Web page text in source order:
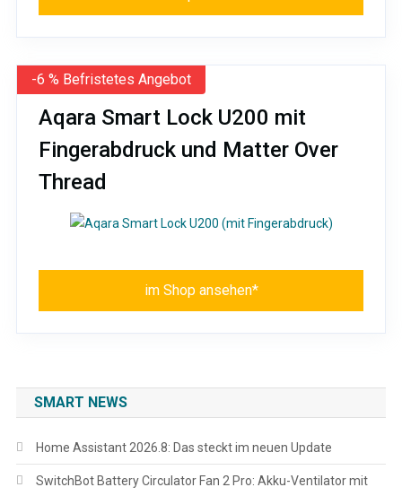
-6 % Befristetes Angebot
Aqara Smart Lock U200 mit
Fingerabdruck und Matter Over
Thread
im Shop ansehen*
SMART NEWS
Home Assistant 2026.8: Das steckt im neuen Update
SwitchBot Battery Circulator Fan 2 Pro: Akku-Ventilator mit